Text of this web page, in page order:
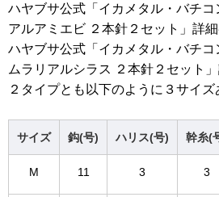
ハヤブサ公式「イカメタル・バチコ
アルアミエビ ２本針２セット」詳
ハヤブサ公式「イカメタル・バチコ
ムラリアルシラス ２本針２セット
２タイプとも以下のように３サイズ
サイズ 鈎(号) ハリス(号) 幹糸(
M 11 3 3